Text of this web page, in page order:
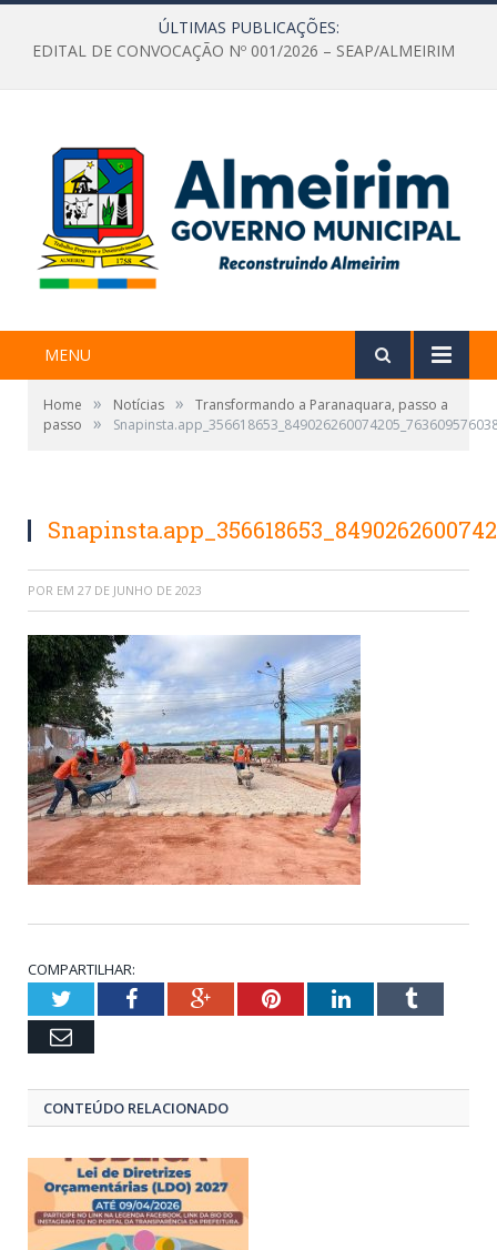
ÚLTIMAS PUBLICAÇÕES:
EDITAL DE CONVOCAÇÃO Nº 001/2026 – SEAP/ALMEIRIM
MENU
Home » Notícias »
Transformando a Paranaquara, passo a
passo
»
POR EM 27 DE JUNHO DE 2023
COMPARTILHAR:
TwitterFacebookGoogle+PinterestLinkedInTumblr
Email
CONTEÚDO RELACIONADO